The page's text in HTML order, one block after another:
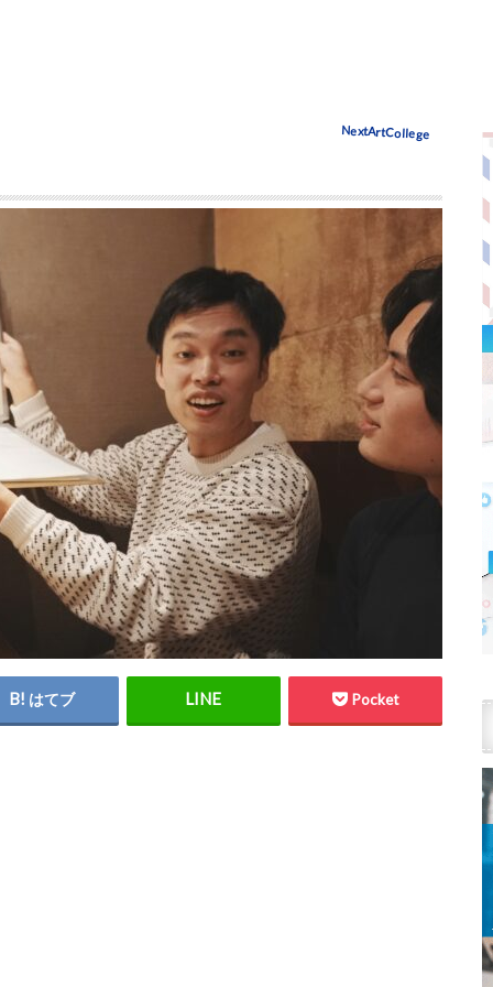
NextArtCollege
はてブ Pocket